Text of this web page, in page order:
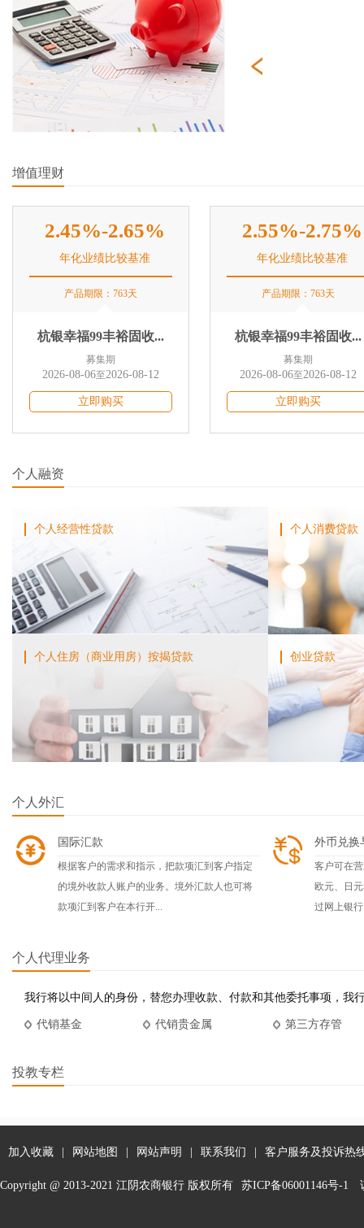
增值理财
2.45%-2.65%
年化业绩比较基准
产品期限：763天
杭银幸福99丰裕固收...
募集期
2026-08-06至2026-08-12
立即购买
2.55%-2.75%
年化业绩比较基准
产品期限：763天
杭银幸福99丰裕固收...
募集期
2026-08-06至2026-08-12
立即购买
个人融资
个人经营性贷款 个人消费贷款
个人住房（商业用房）按揭贷款 创业贷款
个人外汇
国际汇款
根据客户的需求和指示，把款项汇到客户指定
的境外收款人账户的业务。境外汇款人也可将
款项汇到客户在本行开...
外币兑换
客户可在
欧元、日
过网上银
个人代理业务
我行将以中间人的身份，替您办理收款、付款和其他委托事项，我
代销基金 代销贵金属 第三方存管
投教专栏
加入收藏 网站地图 网站声明 联系我们 客户服务及投诉热
Copyright @ 2013-2021 江阴农商银行 版权所有 苏ICP备06001146号-1